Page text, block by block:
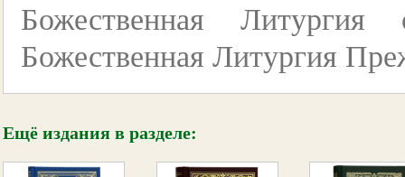
Божественная
Божественная Литургия
Ещё издания в разделе: